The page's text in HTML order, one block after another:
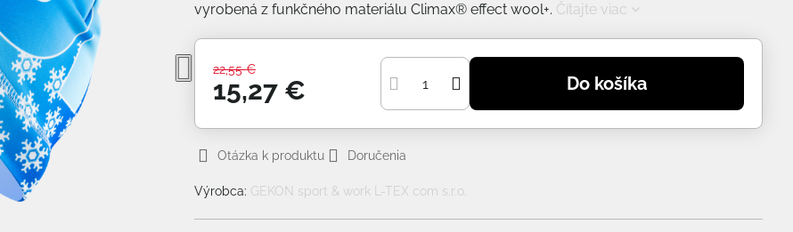
vyrobená z funkčného materiálu Climax® effect wool+. Čítajte viac
22,55 €
15,27 € Do košíka
Otázka k produktu Doručenia
Výrobca: GEKON sport & work L-TEX com s.r.o.